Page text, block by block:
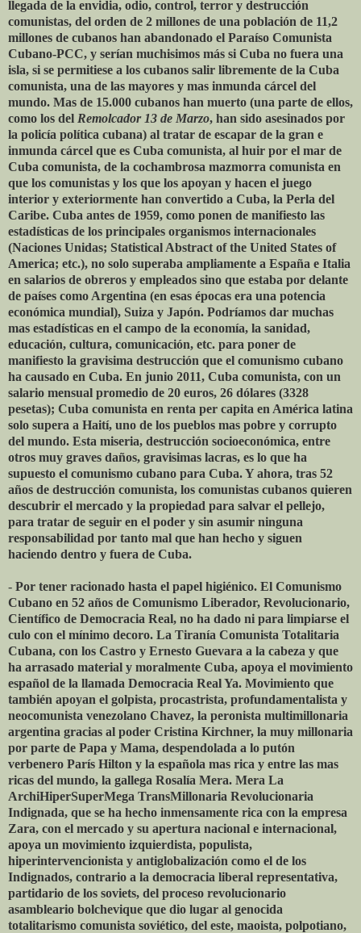
llegada de la envidia, odio, control, terror y destrucción
comunistas, del orden de 2 millones de una población de 11,2
millones de cubanos han abandonado el Paraíso Comunista
Cubano-PCC, y serían muchisimos más si Cuba no fuera una
isla, si se permitiese a los cubanos salir libremente de la Cuba
comunista, una de las mayores y mas inmunda cárcel del
mundo. Mas de 15.000 cubanos han muerto (una parte de ellos,
como los del Remolcador 13 de Marzo, han sido asesinados por
la policía política cubana) al tratar de escapar de la gran e
inmunda cárcel que es Cuba comunista, al huir por el mar de
Cuba comunista, de la cochambrosa mazmorra comunista en
que los comunistas y los que los apoyan y hacen el juego
interior y exteriormente han convertido a Cuba, la Perla del
Caribe. Cuba antes de 1959, como ponen de manifiesto las
estadísticas de los principales organismos internacionales
(Naciones Unidas; Statistical Abstract of the United States of
America; etc.), no solo superaba ampliamente a España e Italia
en salarios de obreros y empleados sino que estaba por delante
de países como Argentina (en esas épocas era una potencia
económica mundial), Suiza y Japón. Podríamos dar muchas
mas estadísticas en el campo de la economía, la sanidad,
educación, cultura, comunicación, etc. para poner de
manifiesto la gravisima destrucción que el comunismo cubano
ha causado en Cuba. En junio 2011, Cuba comunista, con un
salario mensual promedio de 20 euros, 26 dólares (3328
pesetas); Cuba comunista en renta per capita en América latina
solo supera a Haití, uno de los pueblos mas pobre y corrupto
del mundo. Esta miseria, destrucción socioeconómica, entre
otros muy graves daños, gravisimas lacras, es lo que ha
supuesto el comunismo cubano para Cuba. Y ahora, tras 52
años de destrucción comunista, los comunistas cubanos quieren
descubrir el mercado y la propiedad para salvar el pellejo,
para tratar de seguir en el poder y sin asumir ninguna
responsabilidad por tanto mal que han hecho y siguen
haciendo dentro y fuera de Cuba.
- Por tener racionado hasta el papel higiénico. El Comunismo
Cubano en 52 años de Comunismo Liberador, Revolucionario,
Científico de Democracia Real, no ha dado ni para limpiarse el
culo con el mínimo decoro. La Tiranía Comunista Totalitaria
Cubana, con los Castro y Ernesto Guevara a la cabeza y que
ha arrasado material y moralmente Cuba, apoya el movimiento
español de la llamada Democracia Real Ya. Movimiento que
también apoyan el golpista, procastrista, profundamentalista y
neocomunista venezolano Chavez, la peronista multimillonaria
argentina gracias al poder Cristina Kirchner, la muy millonaria
por parte de Papa y Mama, despendolada a lo putón
verbenero París Hilton y la española mas rica y entre las mas
ricas del mundo, la gallega Rosalía Mera. Mera La
ArchiHiperSuperMega TransMillonaria Revolucionaria
Indignada, que se ha hecho inmensamente rica con la empresa
Zara, con el mercado y su apertura nacional e internacional,
apoya un movimiento izquierdista, populista,
hiperintervencionista y antiglobalización como el de los
Indignados, contrario a la democracia liberal representativa,
partidario de los soviets, del proceso revolucionario
asambleario bolchevique que dio lugar al genocida
totalitarismo comunista soviético, del este, maoista, polpotiano,